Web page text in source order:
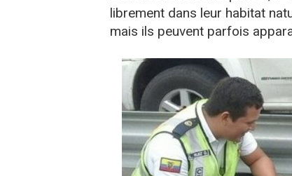
librement dans leur habitat
mais ils peuvent parfois